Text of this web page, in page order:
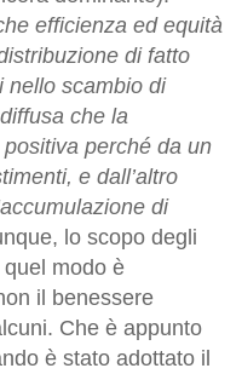
efficienza ed equità
di fatto
nello scambio di
che la
perché da un
e dall’altro
di
lo scopo degli
modo è
il benessere
Che è appunto
è stato adottato il